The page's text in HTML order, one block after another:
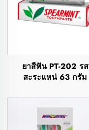
ยาสีฟัน PT-202 รส
สะระแหน่ 63 กรัม